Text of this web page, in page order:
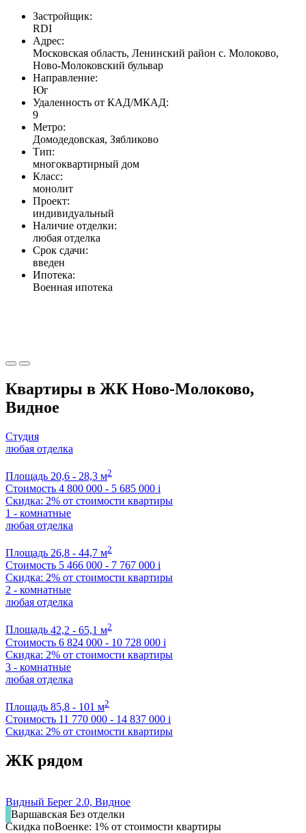
Застройщик:
RDI
Адрес:
Московская область, Ленинский район с. Молоково,
Ново-Молоковский бульвар
Направление:
Юг
Удаленность от КАД/МКАД:
9
Метро:
Домодедовская, Зябликово
Тип:
многоквартирный дом
Класс:
монолит
Проект:
индивидуальный
Наличие отделки:
любая отделка
Срок сдачи:
введен
Ипотека:
Военная ипотека
Квартиры в ЖК Ново-Молоково,
Видное
Студия
любая отделка
Площадь 20,6 - 28,3 м2
Стоимость 4 800 000 - 5 685 000 i
Скидка: 2% от стоимости квартиры
1 - комнатные
любая отделка
Площадь 26,8 - 44,7 м2
Стоимость 5 466 000 - 7 767 000 i
Скидка: 2% от стоимости квартиры
2 - комнатные
любая отделка
Площадь 42,2 - 65,1 м2
Стоимость 6 824 000 - 10 728 000 i
Скидка: 2% от стоимости квартиры
3 - комнатные
любая отделка
Площадь 85,8 - 101 м2
Стоимость 11 770 000 - 14 837 000 i
Скидка: 2% от стоимости квартиры
ЖК рядом
Видный Берег 2.0, Видное
Варшавская Без отделки
Скидка поВоенке: 1% от стоимости квартиры